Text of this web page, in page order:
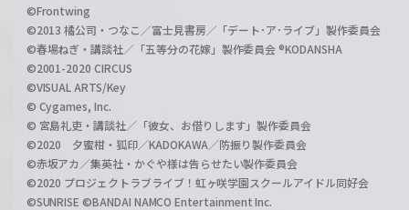
©Frontwing
©2013 橘公司・つなこ／富士見書房／「デート･ア･ライブ」製作委員会
©春場ねぎ・講談社／「五等分の花嫁」製作委員会 ®KODANSHA
©2001-2020 CIRCUS
©VISUAL ARTS/Key
© Cygames, Inc.
© 宮島礼吏・講談社／「彼女、お借りします」製作委員会
©2020 夕蜜柑・狐印／KADOKAWA／防振り製作委員会
©赤坂アカ／集英社・かぐや様は告らせたい製作委員会
©2020 プロジェクトラブライブ！虹ヶ咲学園スクールアイドル同好会
©SUNRISE ©BANDAI NAMCO Entertainment Inc.